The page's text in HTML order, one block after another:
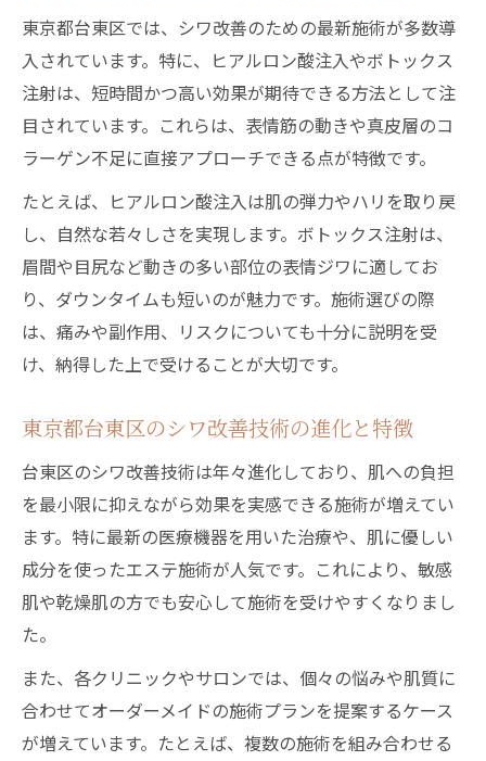
皮膚科ランキングも参考にシワ治療を比較
シワの種類別に異なる治療法の選び方
シワ改善治療の効果と持続期間をチェック
自然な仕上がりを目指すシワ改善の秘訣
シワ改善で自然な仕上がりに近づく方法
自然なシワ改善には施術選びが重要
シワ改善施術のナチュラルな効果を解説
ナチュラル志向のシワ改善治療の秘訣
自然なシワ改善を叶える皮膚科の選び方
信頼できるクリニック探しで差が出るシワ対策
し方
台東区で評判のシワ改善クリニックの特徴
口コミを活用したシワ改善クリニック選び
名医がいるクリニックで受けるシワ治療
シワ改善で後悔しないクリニック選定のコ
ツ
シワ改善でダウンタイムが少ない施術を選
ぶ
東京都台東区で受ける短時間のシワ治療法
東京都台東区では、シワ改善のための最新施術が多数導
入されています。特に、ヒアルロン酸注入やボトックス
注射は、短時間かつ高い効果が期待できる方法として注
目されています。これらは、表情筋の動きや真皮層のコ
ラーゲン不足に直接アプローチできる点が特徴です。
たとえば、ヒアルロン酸注入は肌の弾力やハリを取り戻
し、自然な若々しさを実現します。ボトックス注射は、
眉間や目尻など動きの多い部位の表情ジワに適してお
り、ダウンタイムも短いのが魅力です。施術選びの際
は、痛みや副作用、リスクについても十分に説明を受
け、納得した上で受けることが大切です。
東京都台東区のシワ改善技術の進化と特徴
台東区のシワ改善技術は年々進化しており、肌への負担
を最小限に抑えながら効果を実感できる施術が増えてい
ます。特に最新の医療機器を用いた治療や、肌に優しい
成分を使ったエステ施術が人気です。これにより、敏感
肌や乾燥肌の方でも安心して施術を受けやすくなりまし
た。
また、各クリニックやサロンでは、個々の悩みや肌質に
合わせてオーダーメイドの施術プランを提案するケース
が増えています。たとえば、複数の施術を組み合わせる